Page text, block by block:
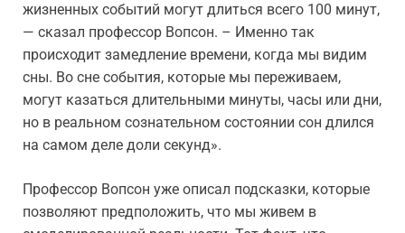
жизненных событий могут длиться всего 100 минут,
— сказал профессор Вопсон. – Именно так
происходит замедление времени, когда мы видим
сны. Во сне события, которые мы переживаем,
могут казаться длительными минуты, часы или дни,
но в реальном сознательном состоянии сон длился
на самом деле доли секунд».
Профессор Вопсон уже описал подсказки, которые
позволяют предположить, что мы живем в